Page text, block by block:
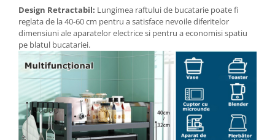
Design Retractabil: Lungimea raftului de bucatarie poate fi
reglata de la 40-60 cm pentru a satisface nevoile diferitelor
dimensiuni ale aparatelor electrice si pentru a economisi spatiu
pe blatul bucatariei.